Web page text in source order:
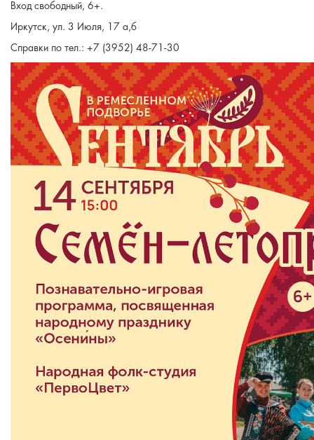
Вход свободный, 6+.
Иркутск, ул. 3 Июля, 17 а,б
Справки по тел.: +7 (3952) 48-71-30